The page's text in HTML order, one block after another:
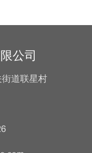
公司
道联星村